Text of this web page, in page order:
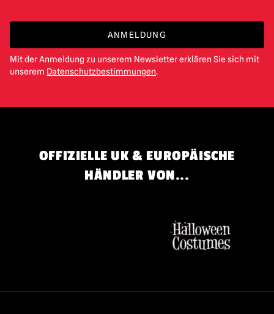
ANMELDUNG
Mit der Anmeldung zu unserem Newsletter erklären Sie sich mit
unserem Datenschutzbestimmungen.
OFFIZIELLE UK & EUROPÄISCHE
HÄNDLER VON...